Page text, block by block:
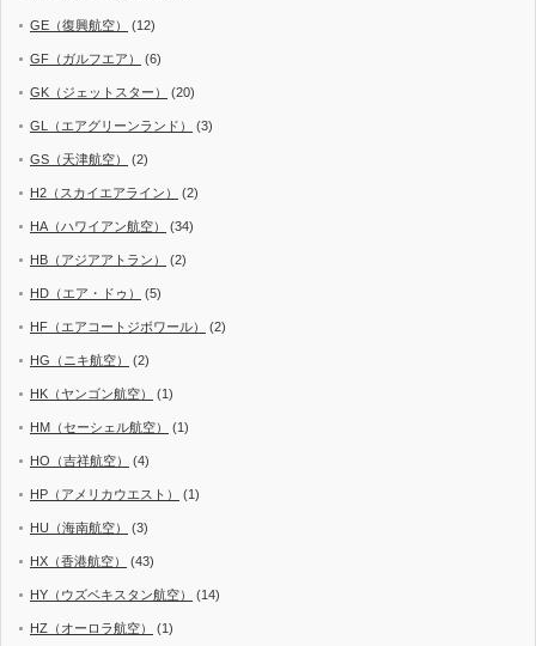
GE（復興航空） (12)
GF（ガルフエア） (6)
GK（ジェットスター） (20)
GL（エアグリーンランド） (3)
GS（天津航空） (2)
H2（スカイエアライン） (2)
HA（ハワイアン航空） (34)
HB（アジアアトラン） (2)
HD（エア・ドゥ） (5)
HF（エアコートジボワール） (2)
HG（ニキ航空） (2)
HK（ヤンゴン航空） (1)
HM（セーシェル航空） (1)
HO（吉祥航空） (4)
HP（アメリカウエスト） (1)
HU（海南航空） (3)
HX（香港航空） (43)
HY（ウズベキスタン航空） (14)
HZ（オーロラ航空） (1)